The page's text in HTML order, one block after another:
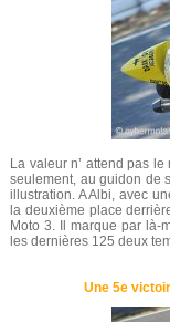
La valeur n’ attend pas
seulement, au guidon de
illustration. A Albi, avec
la deuxième place
Moto 3. Il marque par là-
les dernières 125 deux
Une 5e